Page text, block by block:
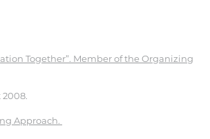
Together”. Member of the Organizing
2008.
Approach.